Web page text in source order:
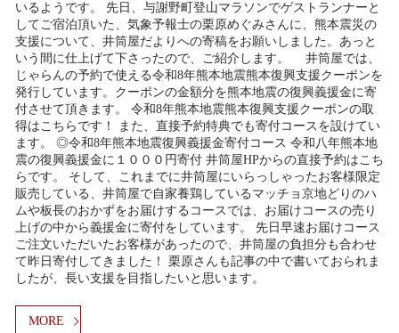
いるようです。 先日、与謝野町登山マラソンでゲストランナーと
してご宿泊頂いた、気象予報士の栗原めぐみさんに、熊本震災の
支援について、井筒屋だよりへの寄稿をお願いしました。あっと
いう間に仕上げて下さったので、ご紹介します。 井筒屋では、
じゃらんの予約で使える令和8年熊本地震熊本復興支援クーポンを
発行しています。クーポンの金額分を熊本地震の復興義援金に寄
付させて頂きます。 令和8年熊本地震熊本復興支援クーポンの取
得はこちらです！ また、直接予約特典でも寄付コースを設けてい
ます。 ◎令和8年熊本地震復興義援金寄付コース 令和八年熊本地
震の復興義援金に１０００円寄付 井筒屋HPからの直接予約はこち
らです。 そして、これまでに井筒屋にいらっしゃったお客様限定
販売している、井筒屋で自家養鶏しているマッチョ京地どりのハ
ムや板長のおかずをお届けするコースでは、お届けコースの売り
上げの中から義援金に寄付をしています。 先日早速お届けコース
ご注文いただいたお客様があったので、井筒屋の負担分も合わせ
て昨日寄付してきました！ 栗原さんも記事の中で書いておられま
したが、長い支援を目指したいと思います。
MORE